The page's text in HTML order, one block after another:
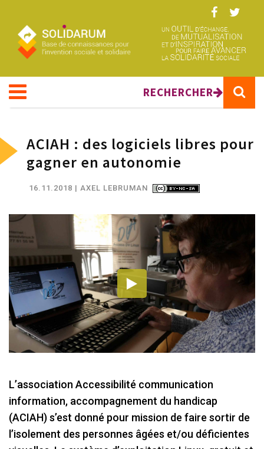
RECHERCHER
ACIAH : des logiciels libres pour
gagner en autonomie
16.11.2018 | AXEL LEBRUMAN
L’association Accessibilité communication
information, accompagnement du handicap
(ACIAH) s’est donné pour mission de faire sortir de
l’isolement des personnes âgées et/ou déficientes